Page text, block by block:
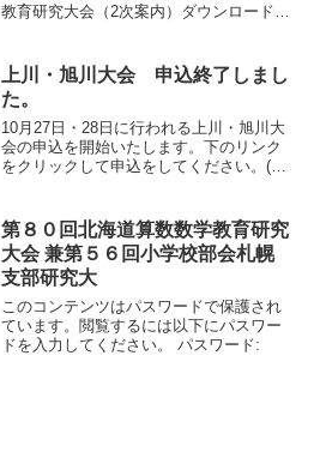
教育研究大会（2次案内）ダウンロード申
し込みサイト
上川・旭川大会 申込終了しまし
た。
10月27日・28日に行われる上川・旭川大
会の申込を開始いたします。下のリンク
をクリックして申込をしてください。(申
第８０回北海道算数数学教育研究
大会 兼第５６回小学校部会札幌
支部研究大
このコンテンツはパスワードで保護され
ています。閲覧するには以下にパスワー
ドを入力してください。 パスワード: